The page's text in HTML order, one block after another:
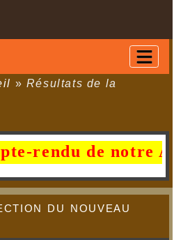
» Résultats de la
rendu de notre
du nouveau